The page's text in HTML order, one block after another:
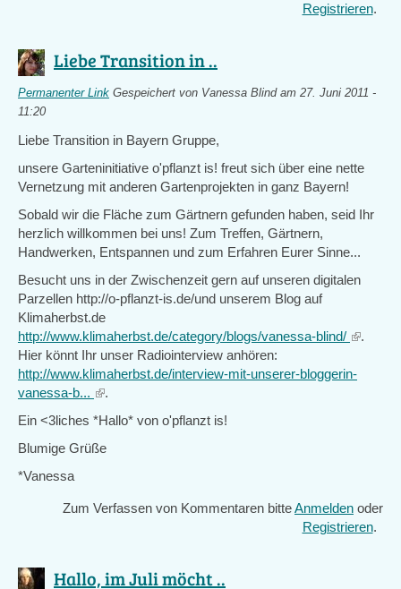
Registrieren.
Liebe Transition in ..
Permanenter Link Gespeichert von Vanessa Blindam 27. Juni 2011 -
11:20
Liebe Transition in Bayern Gruppe,
unsere Garteninitiative o'pflanzt is! freut sich über eine nette
Vernetzung mit anderen Gartenprojekten in ganz Bayern!
Sobald wir die Fläche zum Gärtnern gefunden haben, seid Ihr
herzlich willkommen bei uns! Zum Treffen, Gärtnern,
Handwerken, Entspannen und zum Erfahren Eurer Sinne...
Besucht uns in der Zwischenzeit gern auf unseren digitalen
Parzellen http://o-pflanzt-is.de/und unserem Blog auf
Klimaherbst.de
http://www.klimaherbst.de/category/blogs/vanessa-blind/ (link
external)
.
Hier könnt Ihr unser Radiointerview anhören:
http://www.klimaherbst.de/interview-mit-unserer-bloggerin-
vanessa-b... (link
external)
.
Ein <3liches *Hallo* von o'pflanzt is!
Blumige Grüße
*Vanessa
Zum Verfassen von Kommentaren bitteAnmelden oder
Registrieren.
Hallo, im Juli möcht ..